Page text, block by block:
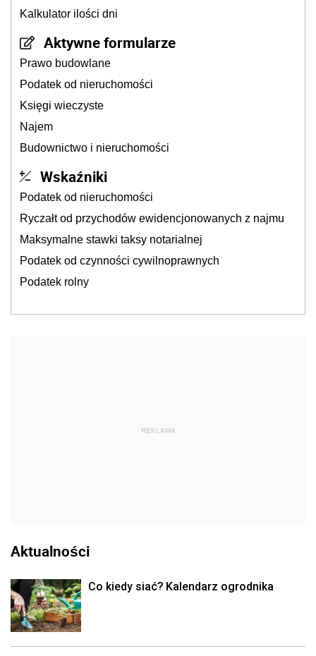
Kalkulator ilości dni
Aktywne formularze
Prawo budowlane
Podatek od nieruchomości
Księgi wieczyste
Najem
Budownictwo i nieruchomości
Wskaźniki
Podatek od nieruchomości
Ryczałt od przychodów ewidencjonowanych z najmu
Maksymalne stawki taksy notarialnej
Podatek od czynności cywilnoprawnych
Podatek rolny
REKLAMA
Aktualności
Co kiedy siać? Kalendarz ogrodnika